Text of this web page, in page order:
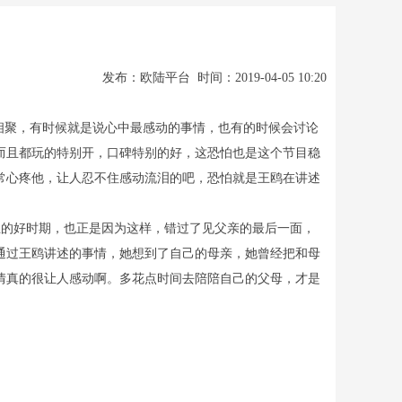
发布：欧陆平台 时间：2019-04-05 10:20
，有时候就是说心中最感动的事情，也有的时候会讨论
都玩的特别开，口碑特别的好，这恐怕也是这个节目稳
疼他，让人忍不住感动流泪的吧，恐怕就是王鸥在讲述
时期，也正是因为这样，错过了见父亲的最后一面，
王鸥讲述的事情，她想到了自己的母亲，她曾经把和母
的很让人感动啊。多花点时间去陪陪自己的父母，才是